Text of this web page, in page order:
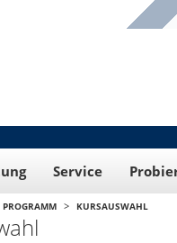
Service
PROGRAMM > KURSAUSWAHL